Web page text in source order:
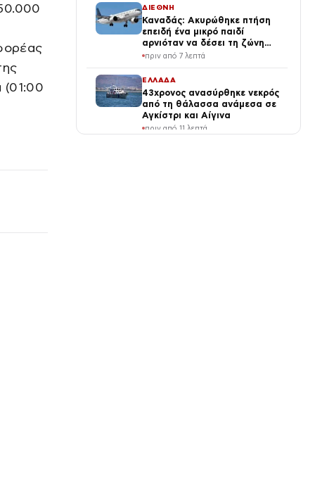
(01:00
ΔΙΕΘΝΗ
Καναδάς: Ακυρώθηκε πτήση
επειδή ένα μικρό παιδί
αρνιόταν να δέσει τη ζώνη
του – Δεκάδες επιβάτες
αεροδρόμιο
πριν από 7 λεπτά
ΕΛΛΑΔΑ
43χρονος ανασύρθηκε νεκρός
από τη θάλασσα ανάμεσα σε
Αγκίστρι και Αίγινα
πριν από 11 λεπτά